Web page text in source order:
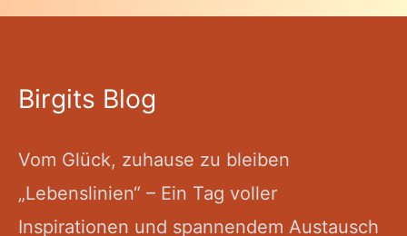
Birgits Blog
Vom Glück, zuhause zu bleiben
„Lebenslinien“ – Ein Tag voller
Inspirationen und spannendem Austausch